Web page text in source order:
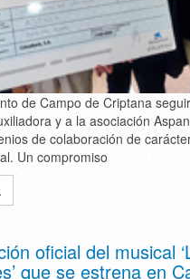
de Campo de Criptana
y a la asociación
de colaboración de
Un compromiso
oficial del musical
que se estrena en